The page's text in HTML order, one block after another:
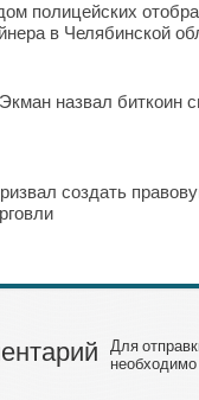
полицейских
в Челябинской
назвал биткоин
создать
Для